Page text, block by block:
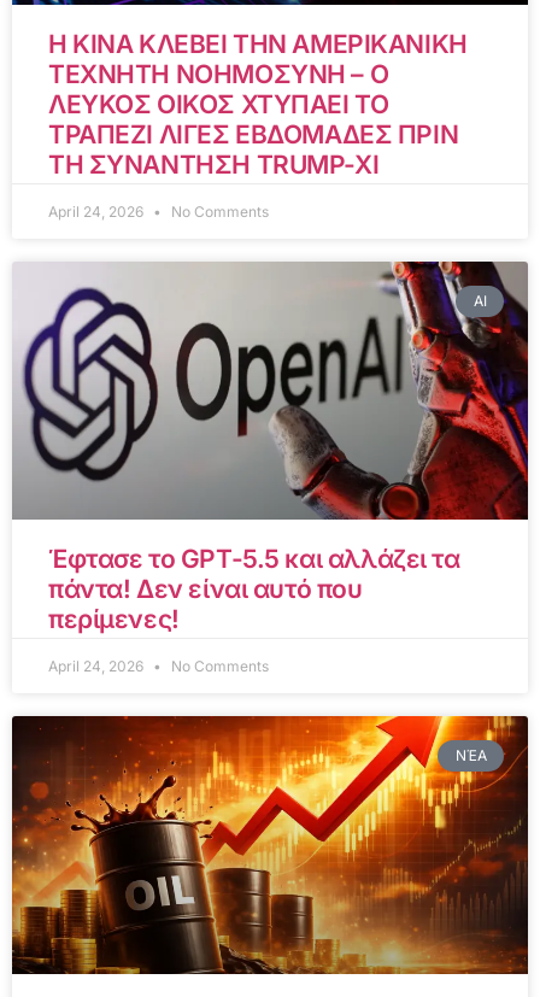
Η ΚΙΝΑ ΚΛΕΒΕΙ ΤΗΝ ΑΜΕΡΙΚΑΝΙΚΗ
ΤΕΧΝΗΤΗ ΝΟΗΜΟΣΥΝΗ – Ο
ΛΕΥΚΟΣ ΟΙΚΟΣ ΧΤΥΠΑΕΙ ΤΟ
ΤΡΑΠΕΖΙ ΛΙΓΕΣ ΕΒΔΟΜΑΔΕΣ ΠΡΙΝ
ΤΗ ΣΥΝΑΝΤΗΣΗ TRUMP-XI
April 24, 2026 No Comments
AI
Έφτασε το GPT-5.5 και αλλάζει τα
πάντα! Δεν είναι αυτό που
περίμενες!
April 24, 2026 No Comments
ΝΈΑ